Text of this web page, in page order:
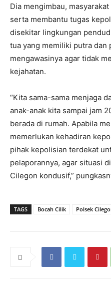
Dia mengimbau,
serta membantu tugas
disekitar lingkungan
tua yang memiliki putra dan
mengawasinya agar tidak
kejahatan.
“Kita sama-sama menjaga
anak-anak kita sampai jam
berada di rumah. Apabila
memerlukan kehadiran
pihak kepolisian terdekat
pelaporannya, agar situasi
Cilegon kondusif,”
TAGS Bocah Cilik Polsek